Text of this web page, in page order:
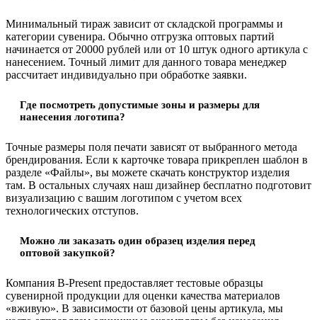
Минимальный тираж зависит от складской программы и
категории сувенира. Обычно отгрузка оптовых партий
начинается от 20000 рублей или от 10 штук одного артикула с
нанесением. Точный лимит для данного товара менеджер
рассчитает индивидуально при обработке заявки.
Где посмотреть допустимые зоны и размеры для
нанесения логотипа?
Точные размеры поля печати зависят от выбранного метода
брендирования. Если к карточке товара прикреплен шаблон в
разделе «Файлы», вы можете скачать конструктор изделия
там. В остальных случаях наш дизайнер бесплатно подготовит
визуализацию с вашим логотипом с учетом всех
технологических отступов.
Можно ли заказать один образец изделия перед
оптовой закупкой?
Компания B-Present предоставляет тестовые образцы
сувенирной продукции для оценки качества материалов
«вживую». В зависимости от базовой цены артикула, мы